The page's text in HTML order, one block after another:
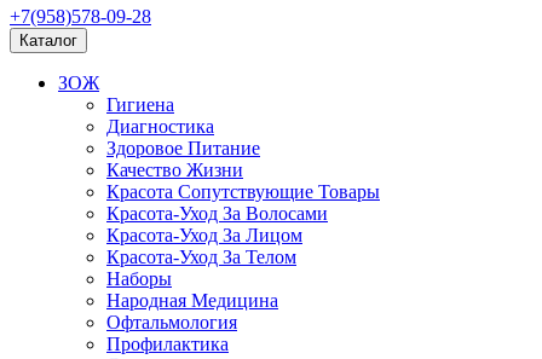
+7(958)578-09-28
Каталог
ЗОЖ
Гигиена
Диагностика
Здоровое Питание
Качество Жизни
Красота Сопутствующие Товары
Красота-Уход За Волосами
Красота-Уход За Лицом
Красота-Уход За Телом
Наборы
Народная Медицина
Офтальмология
Профилактика